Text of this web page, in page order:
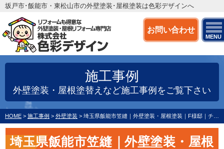
お問い合わせ
MENU
坂戸市･飯能市・東松山市の外壁塗装･屋根塗装は色彩デザインへ
施工事例
外壁塗装・屋根塗替えなど施工事例をご覧下さい
HOME > 施工事例 > 外壁塗装 > 埼玉県飯能市笠縫｜外壁塗装・屋根塗装｜F様邸｜チーノ・スチールグレー仕上げ
埼玉県飯能市笠縫｜外壁塗装・屋根